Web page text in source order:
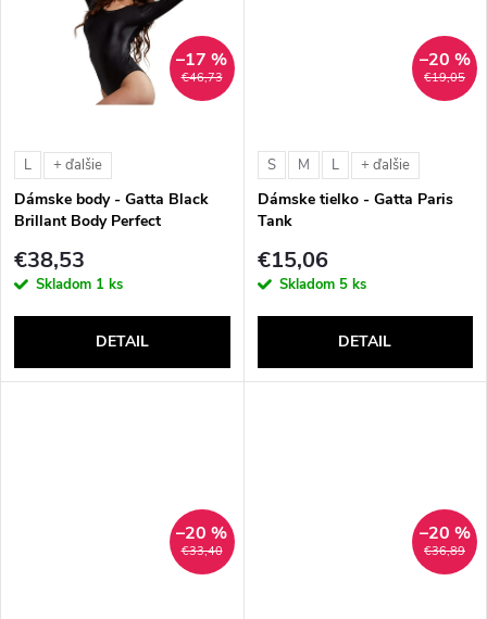
o
v
v
€46,73
–17 %
L + ďalšie
Dámske body - Gatta Black
Brillant Body Perfect
€38,53
Skladom 1 ks
DETAIL
€19,05
–20 %
S M L + ďalšie
Dámske tielko - Gatta Paris
Tank
€15,06
Skladom 5 ks
DETAIL
€33,40
–20 %
€36,89
–20 %